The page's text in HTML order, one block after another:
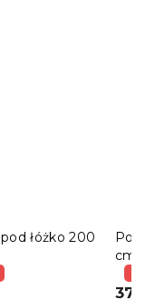
łóżko 200
cm,